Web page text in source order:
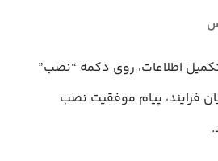
اطلاعات، روی دکمه “نصب”
فرایند، پیام موفقیت‌ نصب